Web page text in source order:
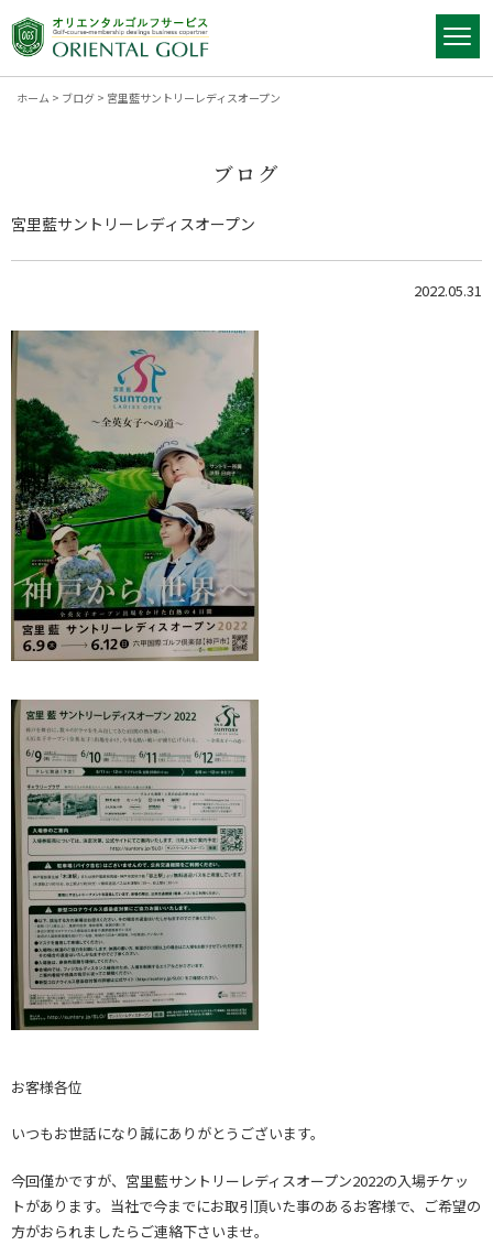
ホーム > ブログ > 宮里藍サントリーレディスオープン
ブログ
宮里藍サントリーレディスオープン
2022.05.31
お客様各位
いつもお世話になり誠にありがとうございます。
今回僅かですが、宮里藍サントリーレディスオープン2022の入場チケッ
トがあります。当社で今までにお取引頂いた事のあるお客様で、ご希望の
方がおられましたらご連絡下さいませ。